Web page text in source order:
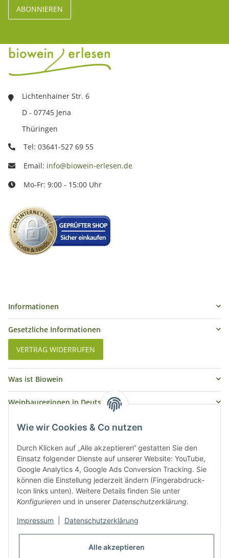
Wie wir Cookies & Co nutzen
Durch Klicken auf „Alle akzeptieren“ gestatten Sie den
Einsatz folgender Dienste auf unserer Website: YouTube,
Google Analytics 4, Google Ads Conversion Tracking. Sie
können die Einstellung jederzeit ändern (Fingerabdruck-
Icon links unten). Weitere Details finden Sie unter
Konfigurieren und in unserer Datenschutzerklärung.
Impressum Datenschutzerklärung
Alle akzeptieren
Lichtenhainer Str. 6
D - 07745 Jena
Thüringen
Tel: 03641-527 69 55
Email: info@biowein-erlesen.de
Mo-Fr: 9:00 - 15:00 Uhr
Informationen
Gesetzliche Informationen
VERTRAG WIDERRUFEN
Was ist Biowein
Weinbauregionen in Deutschland
Weinbauregionen und Weinbaugebiete in Österreich
Weiße Rebsorten
Rote Rebsorten